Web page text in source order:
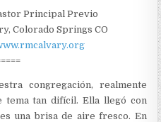
Principal Previo
Colorado Springs CO
congregación, realmente
tema tan difícil. Ella llegó con
una brisa de aire fresco. En